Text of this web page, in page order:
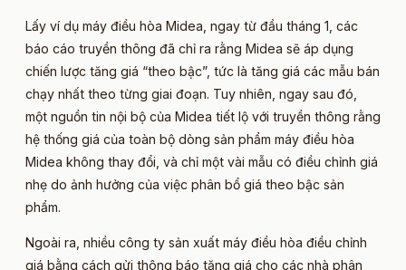
Lấy ví dụ máy điều hòa Midea, ngay từ đầu tháng 1, các
báo cáo truyền thông đã chỉ ra rằng Midea sẽ áp dụng
chiến lược tăng giá “theo bậc”, tức là tăng giá các mẫu bán
chạy nhất theo từng giai đoạn. Tuy nhiên, ngay sau đó,
một nguồn tin nội bộ của Midea tiết lộ với truyền thông rằng
hệ thống giá của toàn bộ dòng sản phẩm máy điều hòa
Midea không thay đổi, và chỉ một vài mẫu có điều chỉnh giá
nhẹ do ảnh hưởng của việc phân bổ giá theo bậc sản
phẩm.
Ngoài ra, nhiều công ty sản xuất máy điều hòa điều chỉnh
giá bằng cách gửi thông báo tăng giá cho các nhà phân